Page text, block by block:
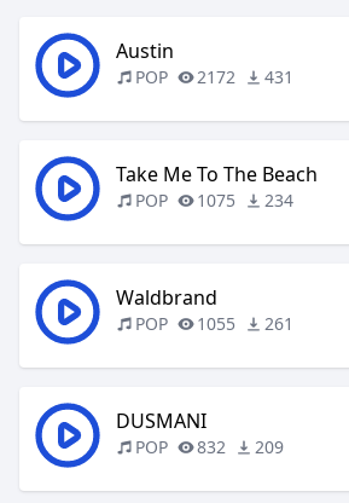
Austin
POP 2172 431
Take Me To The Beach
POP 1075 234
Waldbrand
POP 1055 261
DUSMANI
POP 832 209